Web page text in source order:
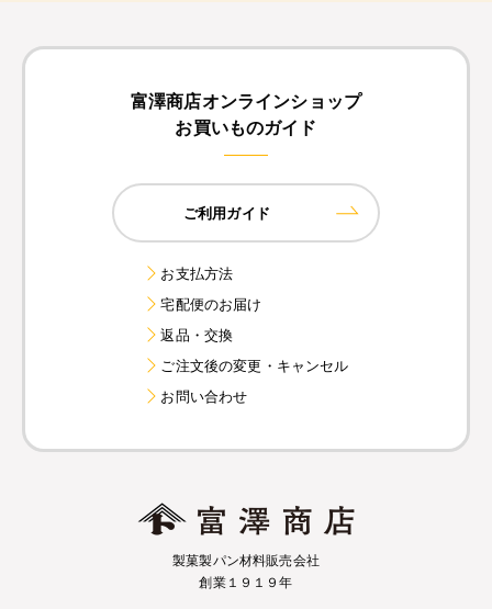
富澤商店オンラインショップ
お買いものガイド
ご利用ガイド
お支払方法
宅配便のお届け
返品・交換
ご注文後の変更・キャンセル
お問い合わせ
製菓製パン材料販売会社
創業１９１９年